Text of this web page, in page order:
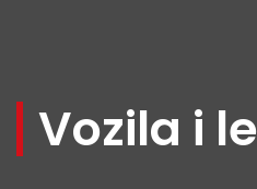
Vozila i